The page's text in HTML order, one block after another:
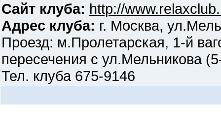
Сайт клуба: http://
Адрес клуба: г. Москва,
Проезд: м.Пролетарская, 1-й
пересечения с ул.Мельникова
Тел. клуба 675-9146